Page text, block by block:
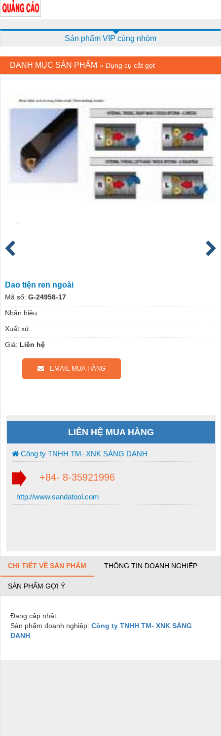
Sản phẩm VIP cùng nhóm
DANH MỤC SẢN PHẨM » Dụng cụ cắt gọt
Dao tiện ren ngoài
Mã số: G-24958-17
Nhãn hiệu:
Xuất xứ:
Giá: Liên hệ
EMAIL MUA HÀNG
LIÊN HỆ MUA HÀNG
Công ty TNHH TM- XNK SÁNG DANH
+84- 8-35921996
http://www.sandatool.com
CHI TIẾT VỀ SẢN PHẨM THÔNG TIN DOANH NGHIỆP
SẢN PHẨM GỢI Ý
Đang cập nhật...
Sản phẩm doanh nghiệp: Công ty TNHH TM- XNK SÁNG
DANH